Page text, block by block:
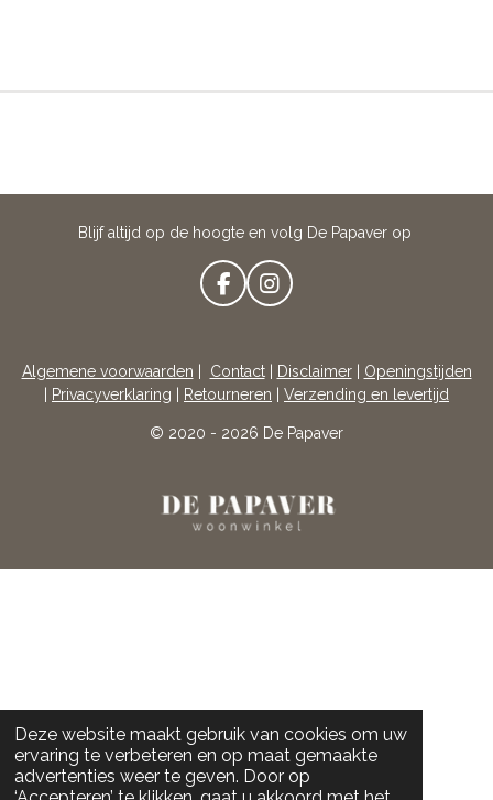
Deze website maakt gebruik van cookies om uw
ervaring te verbeteren en op maat gemaakte
advertenties weer te geven. Door op
Blijf altijd op de hoogte en volg De Papaver op
F
A
B
O
K
I
N
A
G
A
Algemene voorwaarden Contact| Disclaimer| Openingstijden
Privacyverklaring Retourneren Verzending en levertijd
© 2020 - 2026 De Papaver